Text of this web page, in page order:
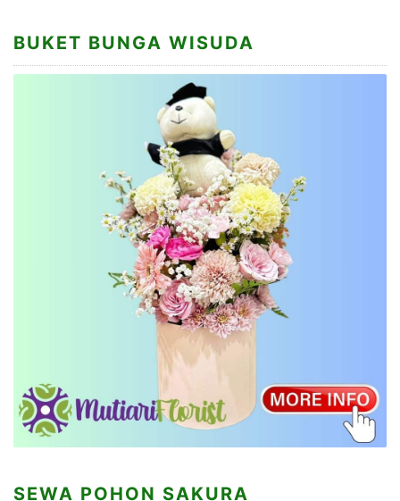
BUKET BUNGA WISUDA
SEWA POHON SAKURA